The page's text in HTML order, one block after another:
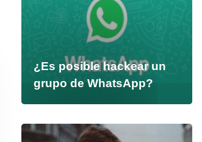
¿Es posible hackear un
grupo de WhatsApp?